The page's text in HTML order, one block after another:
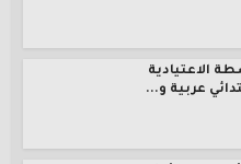
الاعتيادية
عربية و...